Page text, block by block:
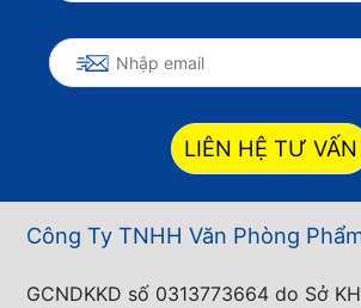
LIÊN HỆ TƯ VẤN
Công Ty TNHH Văn Phòng
GCNDKKD số 0313773664 do Sở